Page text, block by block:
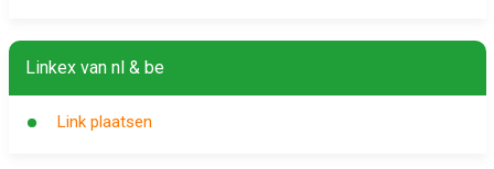
Linkex van nl & be
Link plaatsen